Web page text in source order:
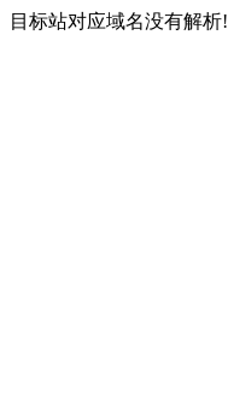
目标站对应域名没有解析!